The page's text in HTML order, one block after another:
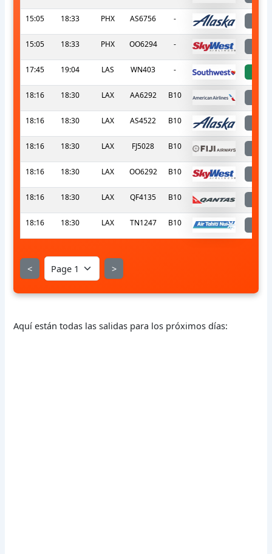
15:05 18:33 PHX AS6756 -
15:05 18:33 PHX OO6294 -
17:45 19:04 LAS WN403 -
18:16 18:30 LAX AA6292 B10
18:16 18:30 LAX AS4522 B10
18:16 18:30 LAX FJ5028 B10
18:16 18:30 LAX OO6292 B10
18:16 18:30 LAX QF4135 B10
18:16 18:30 LAX TN1247 B10
< >
Aquí están todas las salidas para los próximos días: